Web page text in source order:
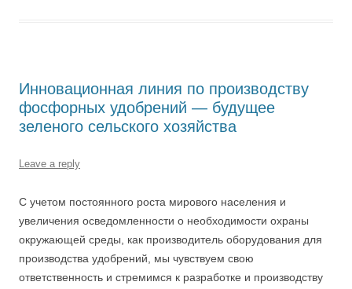
Инновационная линия по производству
фосфорных удобрений — будущее
зеленого сельского хозяйства
Leave a reply
С учетом постоянного роста мирового населения и
увеличения осведомленности о необходимости охраны
окружающей среды, как производитель оборудования для
производства удобрений, мы чувствуем свою
ответственность и стремимся к разработке и производству